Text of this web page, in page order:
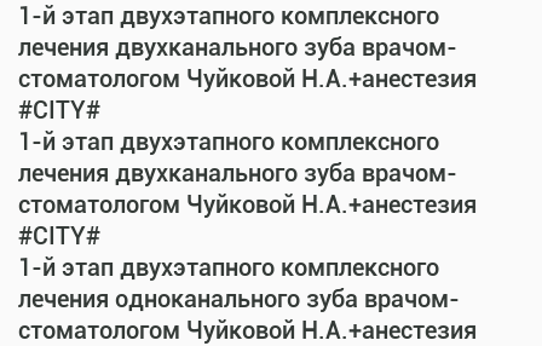
1-й этап двухэтапного комплексного
лечения двухканального зуба врачом-
стоматологом Чуйковой Н.А.+анестезия
#CITY#
1-й этап двухэтапного комплексного
лечения двухканального зуба врачом-
стоматологом Чуйковой Н.А.+анестезия
#CITY#
1-й этап двухэтапного комплексного
лечения одноканального зуба врачом-
стоматологом Чуйковой Н.А.+анестезия